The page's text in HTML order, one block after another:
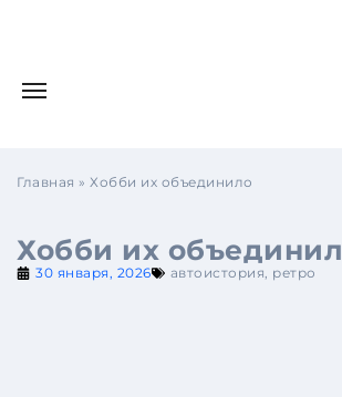
Главная » Хобби их объединило
Хобби их
30 января, 2026 автоистория ретро